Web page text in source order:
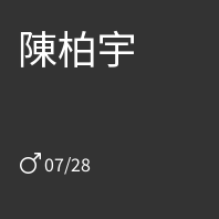
陳柏宇
07/28